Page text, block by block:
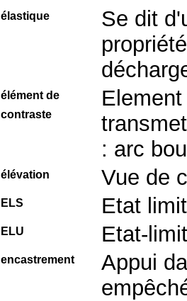
élastique
Se dit
élément de
contraste
: arc
élévation Vue de
ELS Etat
ELU Etat-
encastrement
Appui